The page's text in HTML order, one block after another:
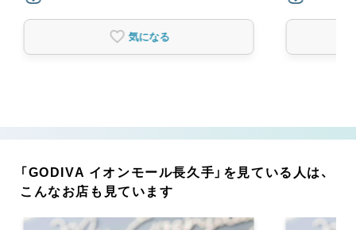
気になる
「GODIVA イオンモール長久手」を見ている人は、
こんなお店も見ています